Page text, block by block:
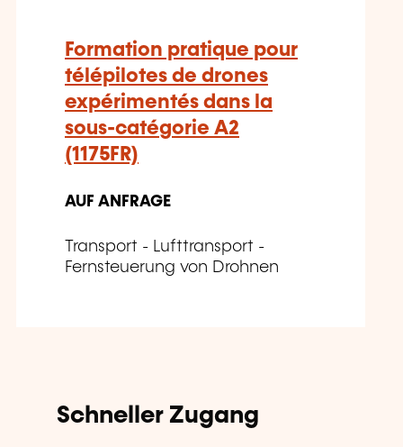
Formation pratique pour
télépilotes de drones
expérimentés dans la
sous-catégorie A2
(1175FR)
AUF ANFRAGE
Transport - Lufttransport -
Fernsteuerung von Drohnen
Schneller Zugang